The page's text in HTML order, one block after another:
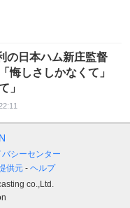
の日本ハム新庄監督
悔しさしかなくて」
」
バシーセンター
供元
ヘルプ
co.,Ltd.